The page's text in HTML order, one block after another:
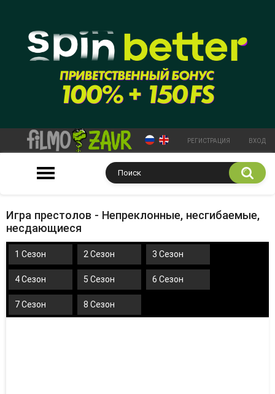
РЕГИСТРАЦИЯ ВХОД
Игра престолов - Непреклонные, несгибаемые,
несдающиеся
1 Сезон 2 Сезон 3 Сезон
4 Сезон 5 Сезон 6 Сезон
7 Сезон 8 Сезон